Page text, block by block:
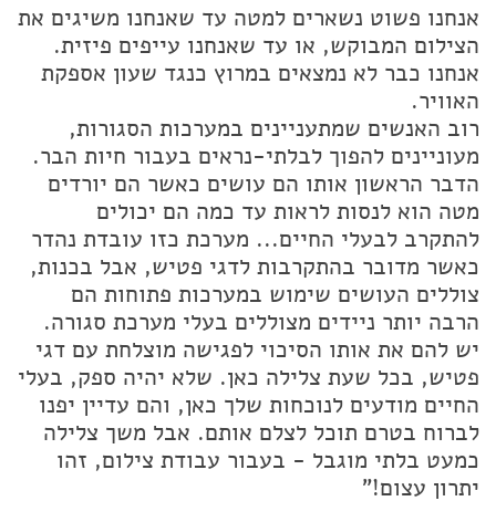
אנחנו פשוט נשארים למטה עד שאנחנו משיגים את
הצילום המבוקש, או עד שאנחנו עייפים פיזית.
אנחנו כבר לא נמצאים במרוץ כנגד שעון אספקת
האוויר.
רוב האנשים שמתעניינים במערכות הסגורות,
מעוניינים להפוך לבלתי-נראים בעבור חיות הבר.
הדבר הראשון אותו הם עושים כאשר הם יורדים
מטה הוא לנסות לראות עד כמה הם יכולים
להתקרב לבעלי החיים... מערכת כזו עובדת נהדר
כאשר מדובר בהתקרבות לדגי פטיש, אבל בכנות,
צוללים העושים שימוש במערכות פתוחות הם
הרבה יותר ניידים מצוללים בעלי מערכת סגורה.
יש להם את אותו הסיכוי לפגישה מוצלחת עם דגי
פטיש, בכל שעת צלילה כאן. שלא יהיה ספק, בעלי
החיים מודעים לנוכחות שלך כאן, והם עדיין יפנו
לברוח בטרם תוכל לצלם אותם. אבל משך צלילה
כמעט בלתי מוגבל - בעבור עבודת צילום, זהו
יתרון עצום!"